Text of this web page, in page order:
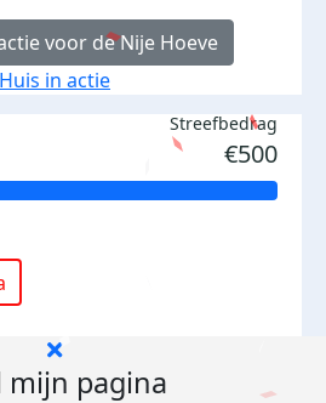
voor de Nije Hoeve
Huis in actie
Streefbedrag
€500
mijn pagina